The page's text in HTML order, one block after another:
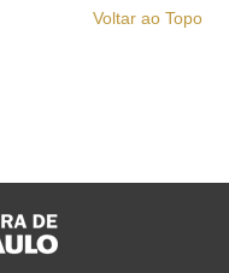
Voltar ao Topo